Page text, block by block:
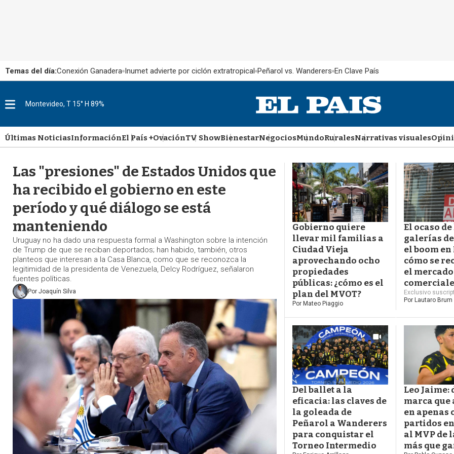
Temas del día:Conexión Ganadera Inumet advierte por ciclón extratropical Peñarol vs. Wanderers En Clave País
M
u
Montevideo, T 15° H 89%
Últimas NoticiasInformaciónEl País +OvaciónTV ShowBienestarNegociosMundoRuralesNarrativas visuales
Las "presiones" de Estados Unidos que
ha recibido el gobierno en este
período y qué diálogo se está
manteniendo
Uruguay no ha dado una respuesta formal a Washington sobre la intención
de Trump de que se reciban deportados; han habido, también, otros
planteos que interesan a la Casa Blanca, como que se reconozca la
legitimidad de la presidenta de Venezuela, Delcy Rodríguez, señalaron
fuentes políticas.
Por Joaquín Silva
Gobierno quiere
llevar mil familias a
Ciudad Vieja
aprovechando ocho
propiedades
públicas: ¿cómo es el
plan del MVOT?
Por Mateo Piaggio
El ocaso
galerías
el boom en
cómo se
el
Exclusivo
PorLautaro Brum
Del ballet a la
eficacia: las claves de
la goleada de
Peñarol a Wanderers
para conquistar el
Torneo Intermedio
Leo Jaime:
marca que
en apenas
partidos
al MVP de
más que